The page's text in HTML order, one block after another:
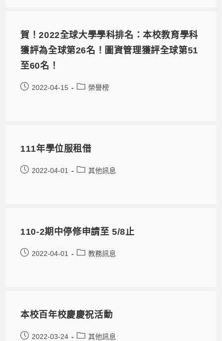
賀！2022全球大學學科排名：本校教育學科
獲評為全球第26名！圖資管理獲評全球第51
至60名！
2022-04-15 榮譽榜
111年學位服租借
2022-04-01 其他訊息
110-2期中停修申請至 5/8止
2022-04-01 教務訊息
本校百年校慶慶祝活動
2022-03-24 其他訊息